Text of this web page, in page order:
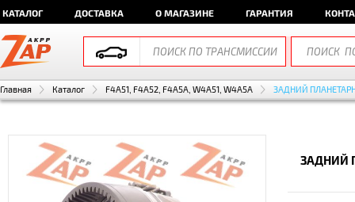
КАТАЛОГ ДОСТАВКА О МАГАЗИНЕ ГАРАНТИЯ
Главная Каталог F4A51, F4A52, F4A5A, W4A51, W4A5A ЗАДНИЙ
ЗАДНИЙ